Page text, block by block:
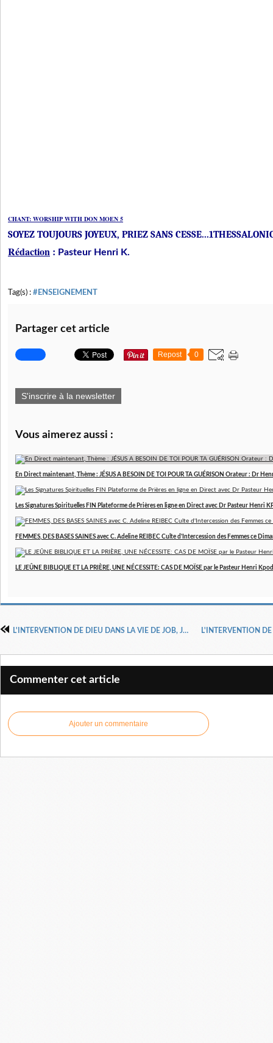
CHANT: WORSHIP WITH DON MOEN 5
SOYEZ TOUJOURS JOYEUX, PRIEZ SANS
Rédaction : Pasteur Henri K.
Tag(s) : #ENSEIGNEMENT
Partager cet article
Repost 0
S'inscrire à la newsletter
Vous aimerez aussi :
En Direct maintenant, Thème : JÉSUS A BESOIN DE TOI POUR TA GUÉRISON Orateur : Dr
Les Signatures Spirituelles FIN Plateforme de Prières en ligne en Direct avec Dr Pasteur Henri
FEMMES, DES BASES SAINES avec C. Adeline REIBEC Culte d'Intercession des Femmes ce
LE JEÛNE BIBLIQUE ET LA PRIÈRE, UNE NÉCESSITE: CAS DE MOÏSE par le Pasteur Henri
L'INTERVENTION DE DIEU DANS LA VIE DE JOB, JOB 21, 16-34 FIN, DOCTEUR PASTEUR HENRI KPODAHI
Commenter cet article
Ajouter un commentaire